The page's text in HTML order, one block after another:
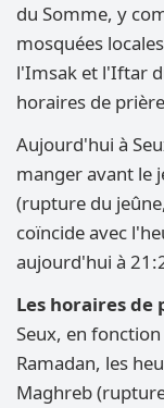
du Somme, y
mosquées
l'Imsak et l'Iftar
horaires de
Aujourd'hui à
manger avant le
(rupture du
coïncide avec
aujourd'hui à
Les horaires de
Seux, en
Ramadan, les
Maghreb